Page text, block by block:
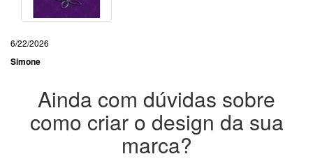
6/22/2026
Simone
Ainda com dúvidas sobre
como criar o design da sua
marca?